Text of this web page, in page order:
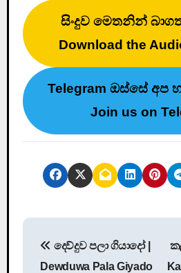
සිංදුව මෙතනින්
Download the
Telegram ඔස්සේ අප
Join us on
දෙව්දුව පලා ගියාදෝ |
Dewduwa Pala Giyado